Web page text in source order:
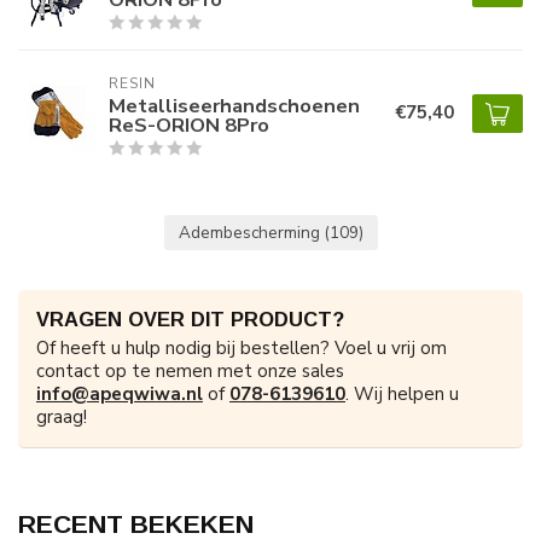
RESIN
Metalliseerhandschoenen
ReS-ORION 8Pro €75,40
Adembescherming (109)
VRAGEN OVER DIT PRODUCT?
Of heeft u hulp nodig bij bestellen? Voel u vrij om
contact op te nemen met onze sales
info@apeqwiwa.nl of 078-6139610. Wij helpen u
graag!
RECENT BEKEKEN